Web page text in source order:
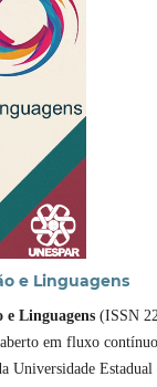
e Linguagens
e Linguagens(ISSN
em fluxo
Universidade Estadual